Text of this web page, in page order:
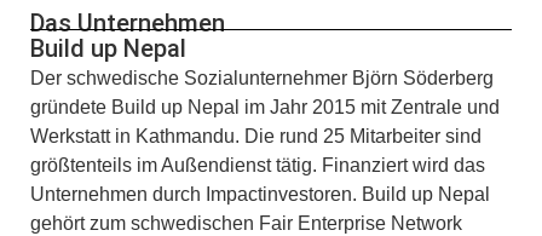
Das Unternehmen
Build up Nepal
Der schwedische Sozialunternehmer Björn Söderberg
gründete Build up Nepal im Jahr 2015 mit Zentrale und
Werkstatt in Kathmandu. Die rund 25 Mitarbeiter sind
größtenteils im Außendienst tätig. Finanziert wird das
Unternehmen durch Impactinvestoren. Build up Nepal
gehört zum schwedischen Fair Enterprise Network